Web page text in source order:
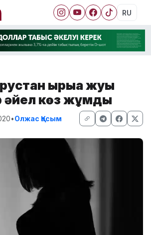
RU
қырыққа жуық
әйел көз жұмды
•Олжас Қасым